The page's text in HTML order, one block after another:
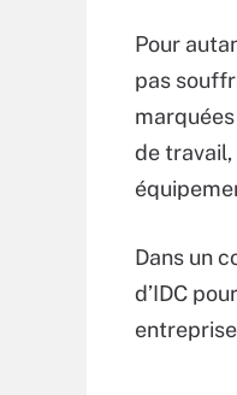
Pour
pas
de travail,
Dans un
d’IDC